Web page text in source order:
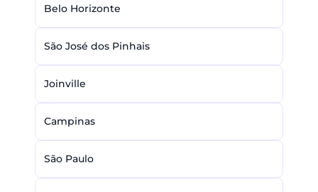
Belo Horizonte
São José dos Pinhais
Joinville
Campinas
São Paulo